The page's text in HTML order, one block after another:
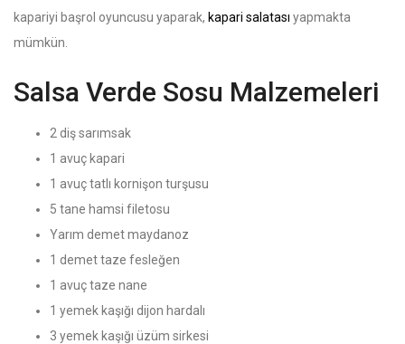
kapariyi başrol oyuncusu yaparak, kapari salatası yapmakta
mümkün.
Salsa Verde Sosu Malzemeleri
2 diş sarımsak
1 avuç kapari
1 avuç tatlı kornişon turşusu
5 tane hamsi filetosu
Yarım demet maydanoz
1 demet taze fesleğen
1 avuç taze nane
1 yemek kaşığı dijon hardalı
3 yemek kaşığı üzüm sirkesi